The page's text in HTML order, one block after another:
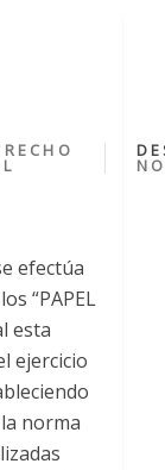
efectúa
“PAPEL
esta
ejercicio
norma